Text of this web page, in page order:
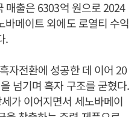
매출은 6303억 원으로 2024
메이트 외에도 로열티 수익
.
자전환에 성공한 데 이어 20
넘기며 흑자 구조를 굳혔다.
가 이어지면서 세노바메이